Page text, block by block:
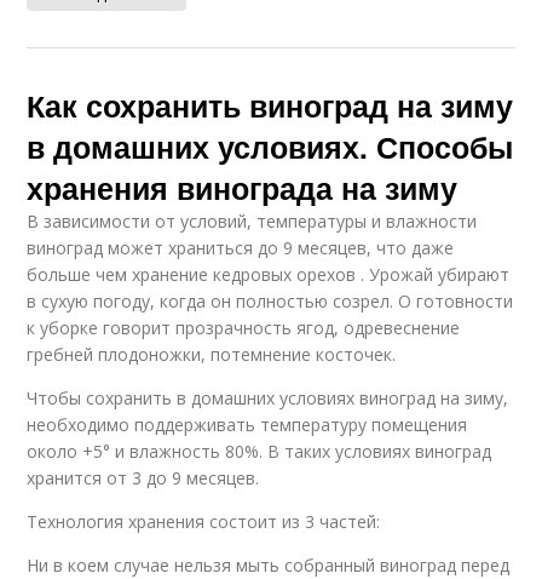
Как сохранить виноград на зиму
в домашних условиях. Способы
хранения винограда на зиму
В зависимости от условий, температуры и влажности
виноград может храниться до 9 месяцев, что даже
больше чем хранение кедровых орехов . Урожай убирают
в сухую погоду, когда он полностью созрел. О готовности
к уборке говорит прозрачность ягод, одревеснение
гребней плодоножки, потемнение косточек.
Чтобы сохранить в домашних условиях виноград на зиму,
необходимо поддерживать температуру помещения
около +5° и влажность 80%. В таких условиях виноград
хранится от 3 до 9 месяцев.
Технология хранения состоит из 3 частей:
Ни в коем случае нельзя мыть собранный виноград перед